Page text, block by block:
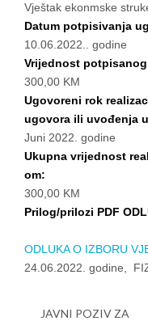
Vještak ekonmske
Datum potpisivanja
10.06.2022.. godine
Vrijednost
300,00 KM
Ugovoreni rok
ugovora ili uvođenja
Juni 2022. godine
Ukupna vrijednost
om:
300,00 KM
Prilog/prilozi PDF
ODLUKA O IZBORU
24.06.2022. godine,
JAVNI POZIV ZA